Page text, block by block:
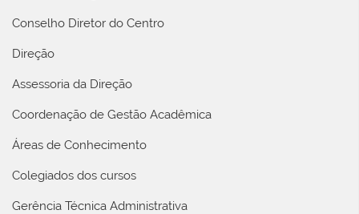
Conselho Diretor do Centro
Direção
Assessoria da Direção
Coordenação de Gestão Acadêmica
Áreas de Conhecimento
Colegiados dos cursos
Gerência Técnica Administrativa